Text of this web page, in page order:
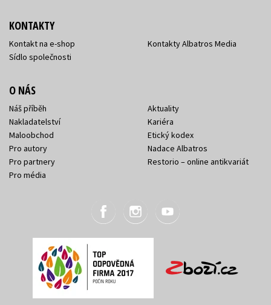
KONTAKTY
Kontakt na e-shop
Sídlo společnosti
Kontakty Albatros Media
O NÁS
Náš příběh
Nakladatelství
Maloobchod
Pro autory
Pro partnery
Pro média
Aktuality
Kariéra
Etický kodex
Nadace Albatros
Restorio – online antikvariát